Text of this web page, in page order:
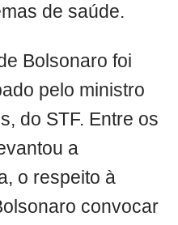
de saúde.
Bolsonaro foi
pelo ministro
do STF. Entre os
a
o respeito à
convocar